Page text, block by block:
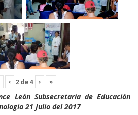
‹ 2de4 › »
León Subsecretaria de Educación
21 Julio del 2017